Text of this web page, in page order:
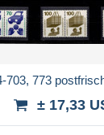
703, 773
± 17,33